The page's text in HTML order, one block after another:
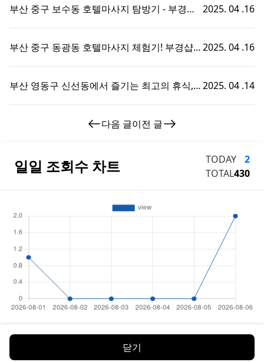
닫기
부산 중구 보수동 호텔마사지 탐방기 - 부경샵
2025. 04 .16
부산 중구 동광동 호텔마사지 체험기! 부경샵에2025. 04 .16
부산 영동구 신선동에서 즐기는 최고의 휴식,
2025. 04 .14
다음 글이전 글
일일 조회수 차트 TODAY
2
TOTAL430